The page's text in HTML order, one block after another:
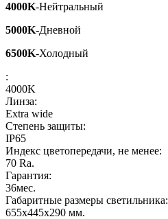
4000K-Нейтральный
5000K-Дневной
6500K-Холодный
:
4000K
Линза:
Extra wide
Степень защиты:
IP65
Индекс цветопередачи, не менее:
70 Ra.
Гарантия:
36мес.
Габаритные размеры светильника:
655x445x290 мм.